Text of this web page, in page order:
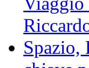
Spazio,